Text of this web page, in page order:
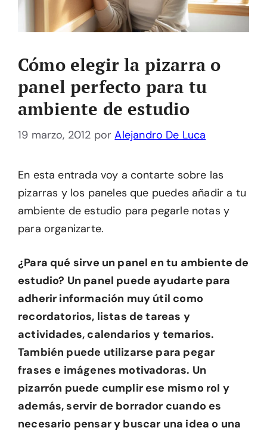
Cómo elegir la pizarra o
panel perfecto para tu
ambiente de estudio
19 marzo, 2012 porAlejandro De Luca
En esta entrada voy a contarte sobre las
pizarras y los paneles que puedes añadir a tu
ambiente de estudio para pegarle notas y
para organizarte.
¿Para qué sirve un panel en tu ambiente de
estudio? Un panel puede ayudarte para
adherir información muy útil como
recordatorios, listas de tareas y
actividades, calendarios y temarios.
También puede utilizarse para pegar
frases e imágenes motivadoras. Un
pizarrón puede cumplir ese mismo rol y
además, servir de borrador cuando es
necesario pensar y buscar una idea o una